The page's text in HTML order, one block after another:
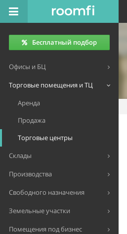
Бесплатный подбор
Офисы и БЦ
Торговые помещения и ТЦ
Аренда
Продажа
Торговые центры
Склады
Производства
Свободного назначения
Земельные участки
Помещения под бизнес